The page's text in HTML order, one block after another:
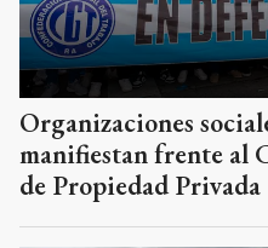
Organizaciones
manifiestan frente al
de Propiedad Privada